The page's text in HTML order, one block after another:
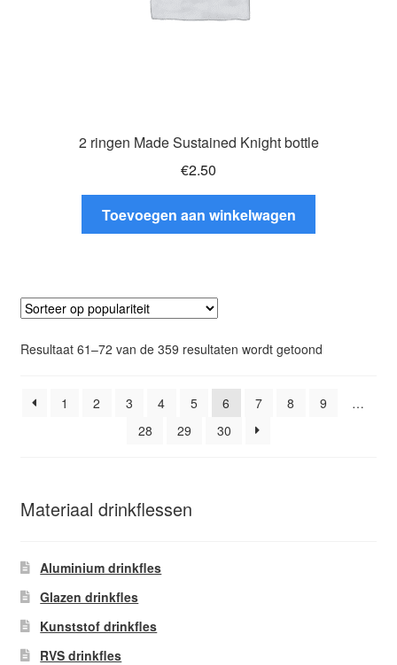
2 ringen Made Sustained Knight bottle
€2.50
Toevoegen aan winkelwagen
Resultaat 61–72 van de 359 resultaten wordt getoondGesorteerd
1
2 3 4 5 6 7 8 9
…
28
29 30
Materiaal drinkflessen
Aluminium drinkfles
Glazen drinkfles
Kunststof drinkfles
RVS drinkfles